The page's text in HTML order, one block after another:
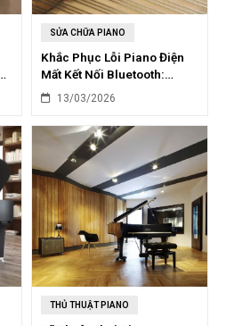
SỬA CHỮA PIANO
Khắc Phục Lỗi Piano Điện
Mất Kết Nối Bluetooth:
Nguyên Nhân & Giải Pháp
13/03/2026
THỦ THUẬT PIANO